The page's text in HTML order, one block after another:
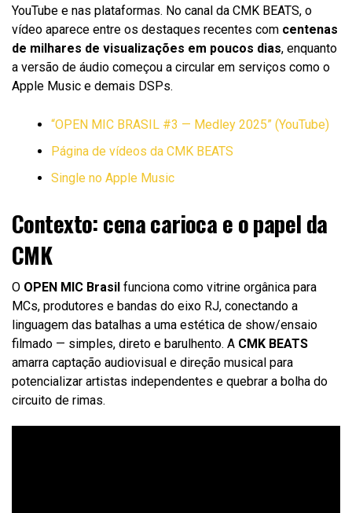
YouTube e nas plataformas. No canal da CMK BEATS, o
vídeo aparece entre os destaques recentes com centenas
de milhares de visualizações em poucos dias, enquanto
a versão de áudio começou a circular em serviços como o
Apple Music e demais DSPs.
“OPEN MIC BRASIL #3 — Medley 2025” (YouTube)
Página de vídeos da CMK BEATS
Single no Apple Music
Contexto: cena carioca e o papel da
CMK
O OPEN MIC Brasil funciona como vitrine orgânica para
MCs, produtores e bandas do eixo RJ, conectando a
linguagem das batalhas a uma estética de show/ensaio
filmado — simples, direto e barulhento. A CMK BEATS
amarra captação audiovisual e direção musical para
potencializar artistas independentes e quebrar a bolha do
circuito de rimas.